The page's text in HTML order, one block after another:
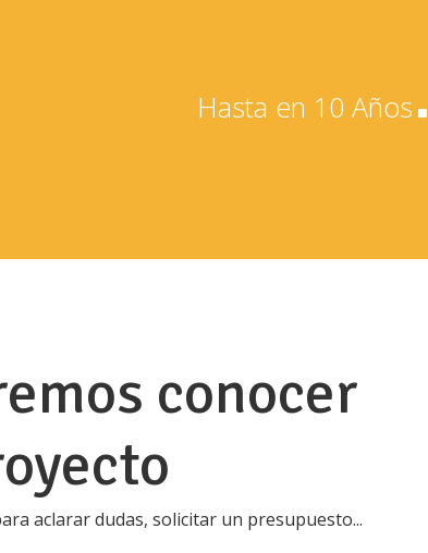
Hasta en 10 Años
conocer
aclarar dudas, solicitar un presupuesto...